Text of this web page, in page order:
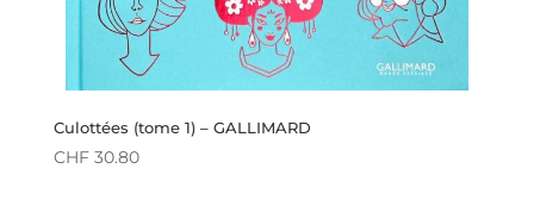
Culottées (tome 1) – GALLIMARD
CHF30.80